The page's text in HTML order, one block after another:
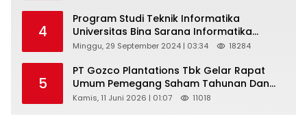
4
Program Studi Teknik Informatika
Universitas Bina Sarana Informatika
Selenggarakan Pelatihan Pemanfaatan
Pemasaran Pada Forum UMKM
Bojongbaru Kecamatan Bojong Gede
Minggu, 29 September 2024 | 03:34 18284
5
PT Gozco Plantations Tbk Gelar Rapat
Umum Pemegang Saham Tahunan Dan
Paparan Publik 2026 Di Jakarta
Kamis, 11 Juni 2026 | 01:07 11018